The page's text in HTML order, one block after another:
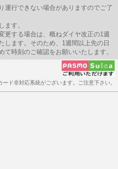
行できない場合がありますのでご了
す。
更する場合は、概ねダイヤ改正の1週
します。そのため、1週間以上先の日
時刻のご確認をお願いいたします。
ド非対応系統がございます。ご注意下さい。